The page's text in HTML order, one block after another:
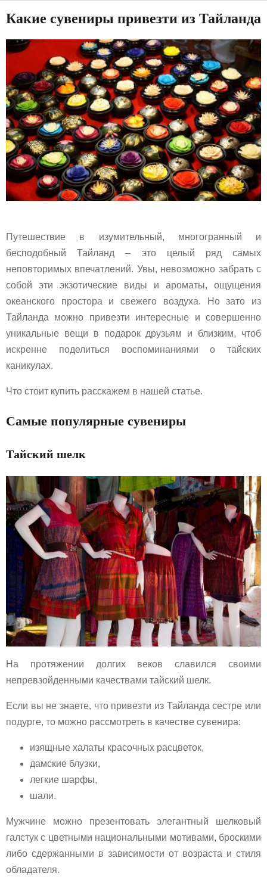
Какие сувениры привезти из Тайланда
Путешествие в изумительный, многогранный и
бесподобный Тайланд – это целый ряд самых
неповторимых впечатлений. Увы, невозможно забрать с
собой эти экзотические виды и ароматы, ощущения
океанского простора и свежего воздуха. Но зато из
Тайланда можно привезти интересные и совершенно
уникальные вещи в подарок друзьям и близким, чтоб
искренне поделиться воспоминаниями о тайских
каникулах.
Что стоит купить расскажем в нашей статье.
Самые популярные сувениры
Тайский шелк
На протяжении долгих веков славился своими
непревзойденными качествами тайский шелк.
Если вы не знаете, что привезти из Тайланда сестре или
подурге, то можно рассмотреть в качестве сувенира:
изящные халаты красочных расцветок,
дамские блузки,
легкие шарфы,
шали.
Мужчине можно презентовать элегантный шелковый
галстук с цветными национальными мотивами, броскими
либо сдержанными в зависимости от возраста и стиля
обладателя.